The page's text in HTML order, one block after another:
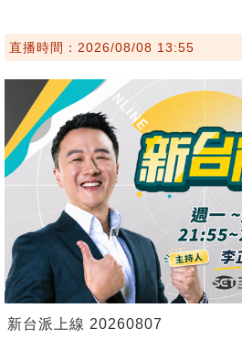
直播時間：2026/08/08 13:55
新台派上線 20260807